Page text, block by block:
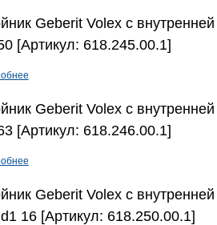
Geberit Volex с
[Артикул: 618.245.00.1]
Geberit Volex с
[Артикул: 618.246.00.1]
Geberit Volex с
16 [Артикул: 618.250.00.1]